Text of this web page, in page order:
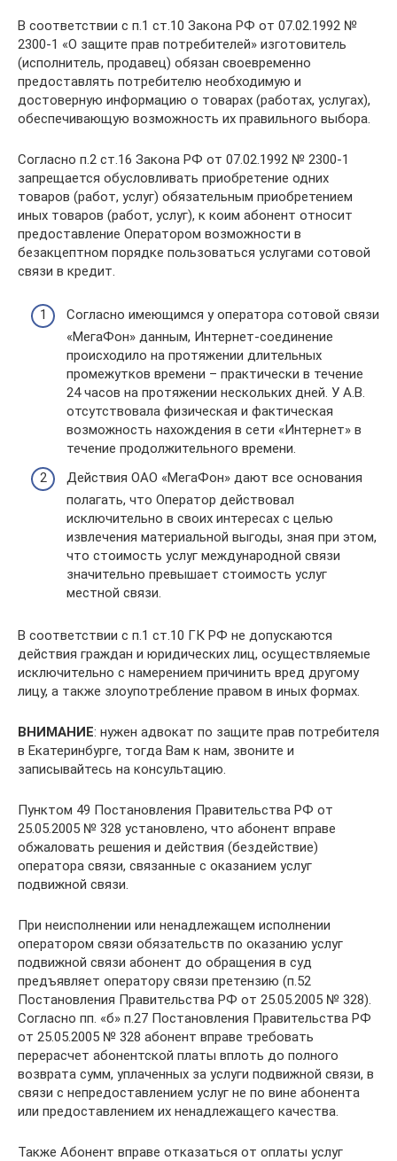
В соответствии с п.1 ст.10 Закона РФ от 07.02.1992 №
2300-1 «О защите прав потребителей» изготовитель
(исполнитель, продавец) обязан своевременно
предоставлять потребителю необходимую и
достоверную информацию о товарах (работах, услугах),
обеспечивающую возможность их правильного выбора.
Согласно п.2 ст.16 Закона РФ от 07.02.1992 № 2300-1
запрещается обусловливать приобретение одних
товаров (работ, услуг) обязательным приобретением
иных товаров (работ, услуг), к коим абонент относит
предоставление Оператором возможности в
безакцептном порядке пользоваться услугами сотовой
связи в кредит.
Согласно имеющимся у оператора сотовой связи
«МегаФон» данным, Интернет-соединение
происходило на протяжении длительных
промежутков времени – практически в течение
24 часов на протяжении нескольких дней. У А.В.
отсутствовала физическая и фактическая
возможность нахождения в сети «Интернет» в
течение продолжительного времени.
Действия ОАО «МегаФон» дают все основания
полагать, что Оператор действовал
исключительно в своих интересах с целью
извлечения материальной выгоды, зная при этом,
что стоимость услуг международной связи
значительно превышает стоимость услуг
местной связи.
В соответствии с п.1 ст.10 ГК РФ не допускаются
действия граждан и юридических лиц, осуществляемые
исключительно с намерением причинить вред другому
лицу, а также злоупотребление правом в иных формах.
ВНИМАНИЕ: нужен адвокат по защите прав потребителя
в Екатеринбурге, тогда Вам к нам, звоните и
записывайтесь на консультацию.
Пунктом 49 Постановления Правительства РФ от
25.05.2005 № 328 установлено, что абонент вправе
обжаловать решения и действия (бездействие)
оператора связи, связанные с оказанием услуг
подвижной связи.
При неисполнении или ненадлежащем исполнении
оператором связи обязательств по оказанию услуг
подвижной связи абонент до обращения в суд
предъявляет оператору связи претензию (п.52
Постановления Правительства РФ от 25.05.2005 № 328).
Согласно пп. «б» п.27 Постановления Правительства РФ
от 25.05.2005 № 328 абонент вправе требовать
перерасчет абонентской платы вплоть до полного
возврата сумм, уплаченных за услуги подвижной связи, в
связи с непредоставлением услуг не по вине абонента
или предоставлением их ненадлежащего качества.
Также Абонент вправе отказаться от оплаты услуг